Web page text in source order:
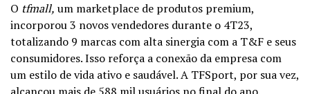
O tfmall, um marketplace de produtos premium,
incorporou 3 novos vendedores durante o 4T23,
totalizando 9 marcas com alta sinergia com a T&F e seus
consumidores. Isso reforça a conexão da empresa com
um estilo de vida ativo e saudável. A TFSport, por sua vez,